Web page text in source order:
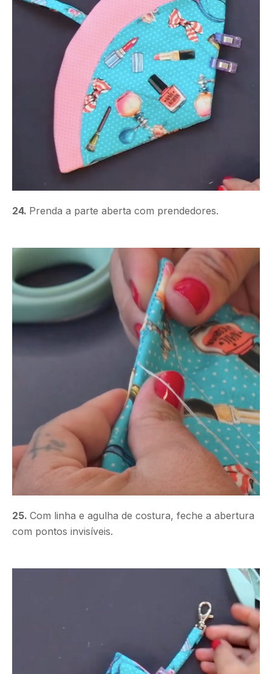
24. Prenda a parte aberta com prendedores.
25. Com linha e agulha de costura, feche a abertura
com pontos invisíveis.